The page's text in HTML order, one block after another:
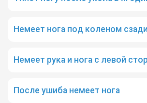
Немеет нога под коленом сзади
Немеет рука и нога с левой
После ушиба немеет нога